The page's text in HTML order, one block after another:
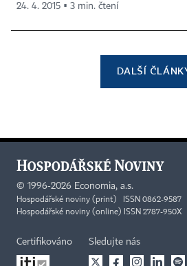
24. 4. 2015 ▪ 3 min. čtení
DALŠÍ
© 1996-2026 Economia, a.s.
Hospodářské noviny (print) ISSN 0862-9587
Hospodářské noviny (online) ISSN 2787-950X
Certifikováno Sledujte nás